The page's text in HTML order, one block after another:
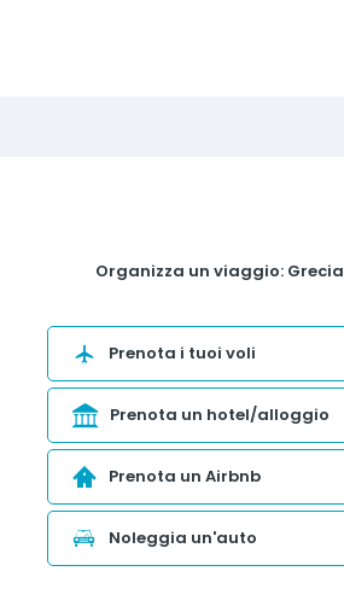
Organizza un viaggio: Grecia
Prenota i tuoi voli
Prenota un hotel/alloggio
Prenota un Airbnb
Noleggia un'auto